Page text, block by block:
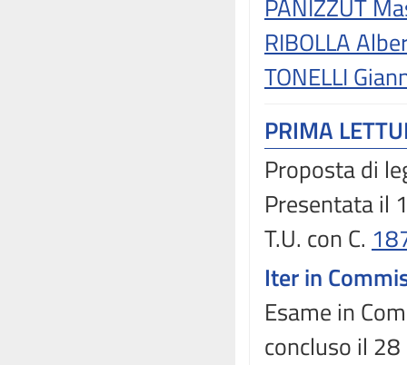
PANIZZUT
RIBOLLA
TONELLI
PRIMA
Proposta di
Presentata il
T.U. con C.
Iter in
Esame in
concluso il